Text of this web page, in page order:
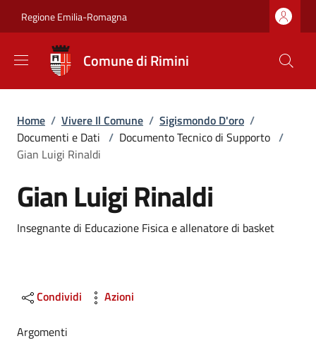
Regione Emilia-Romagna
Comune di Rimini
Briciole di pane
Home / Vivere Il Comune / Sigismondo D'oro /
Documenti e Dati / Documento Tecnico di Supporto /
Gian Luigi Rinaldi
Gian Luigi Rinaldi
Dettagli
Insegnante di Educazione Fisica e allenatore di basket
Condividi Azioni
Argomenti